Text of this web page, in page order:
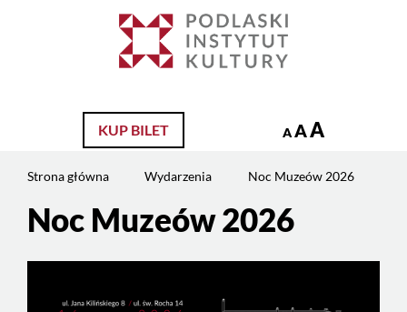
KUP BILET A AA
Strona główna Wydarzenia Noc Muzeów 2026
Noc Muzeów 2026